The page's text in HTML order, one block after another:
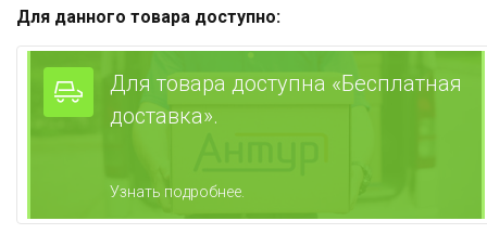
Для данного товара доступно:
Для товара доступна «Бесплатная
доставка».
Узнать подробнее.